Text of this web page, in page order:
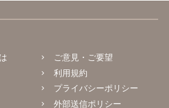
ご意見・ご要望
利用規約
プライバシーポリシー
外部送信ポリシー